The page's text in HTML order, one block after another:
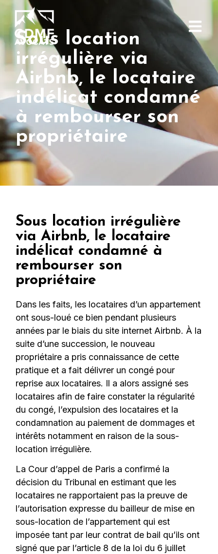
Sous location
irrégulière via
Airbnb, le locataire
indélicat condamné
à rembourser son
propriétaire
Sous location irrégulière
via Airbnb, le locataire
indélicat condamné à
rembourser son
propriétaire
Dans les faits, les locataires d’un appartement
ont sous-loué ce bien pendant plusieurs
années par le biais du site internet Airbnb. À la
suite d’une succession, le nouveau
propriétaire a pris connaissance de cette
pratique et a fait délivrer un congé pour
reprise aux locataires. Il a alors assigné ses
locataires afin de faire constater la régularité
du congé, l’expulsion des locataires et la
condamnation au paiement de dommages et
intérêts notamment en raison de la sous-
location irrégulière.
La Cour d’appel de Paris a confirmé la
décision du Tribunal en estimant que les
locataires ne rapportaient pas la preuve de
l’autorisation expresse du bailleur de mise en
sous-location de l’appartement qui est
imposée tant par leur contrat de bail qu’ils ont
signé que par l’article 8 de la loi du 6 juillet